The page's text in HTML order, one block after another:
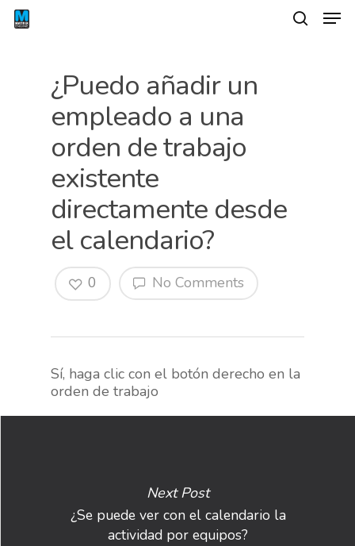
Hit enter to search or ESC to close
¿Puedo añadir un
empleado a una
orden de trabajo
existente
directamente desde
el calendario?
No Comments
0
Sí, haga clic con el botón derecho en la
orden de trabajo
Next Post
¿Se puede ver con el calendario la
actividad por equipos?